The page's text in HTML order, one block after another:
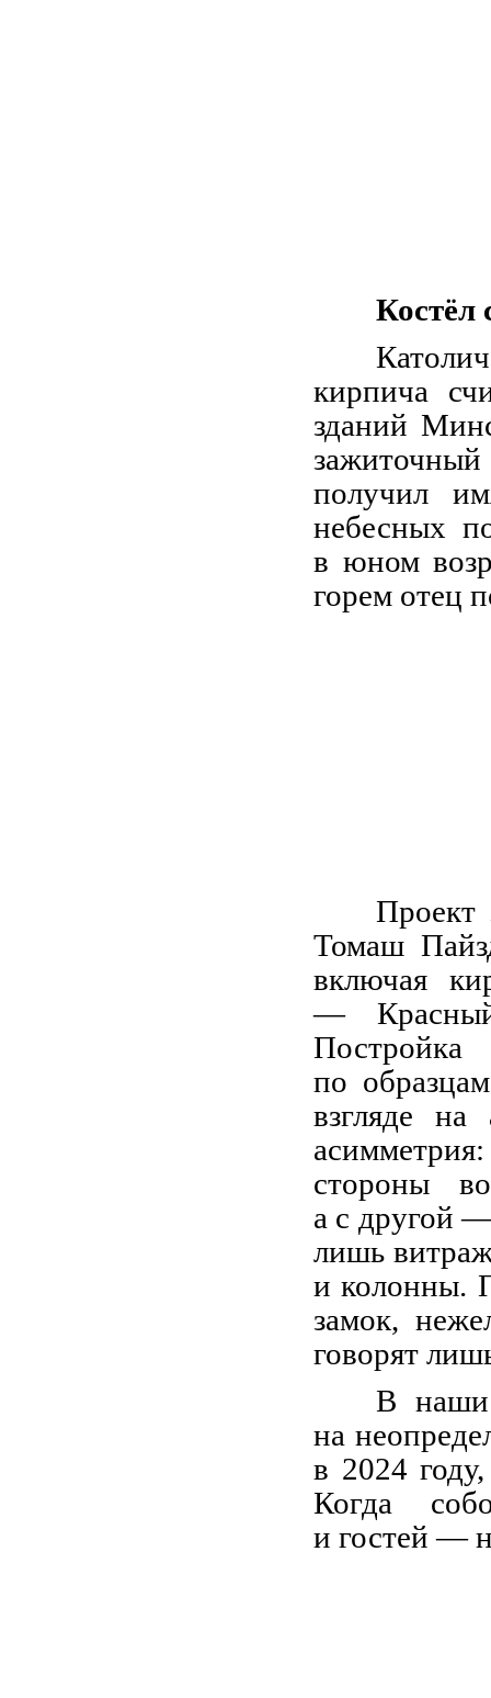
Костёл
кирпича
зданий
получил
небесных
в юном
горем отец
Проект
Томаш
включая
—
по
взгляде на
стороны
а с другой
лишь
и колонны.
замок,
говорят
В наши
на
в 2024
Когда
и гостей —